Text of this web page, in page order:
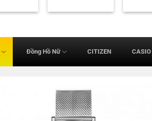
Đồng Hồ Nữ CITIZEN CASIO